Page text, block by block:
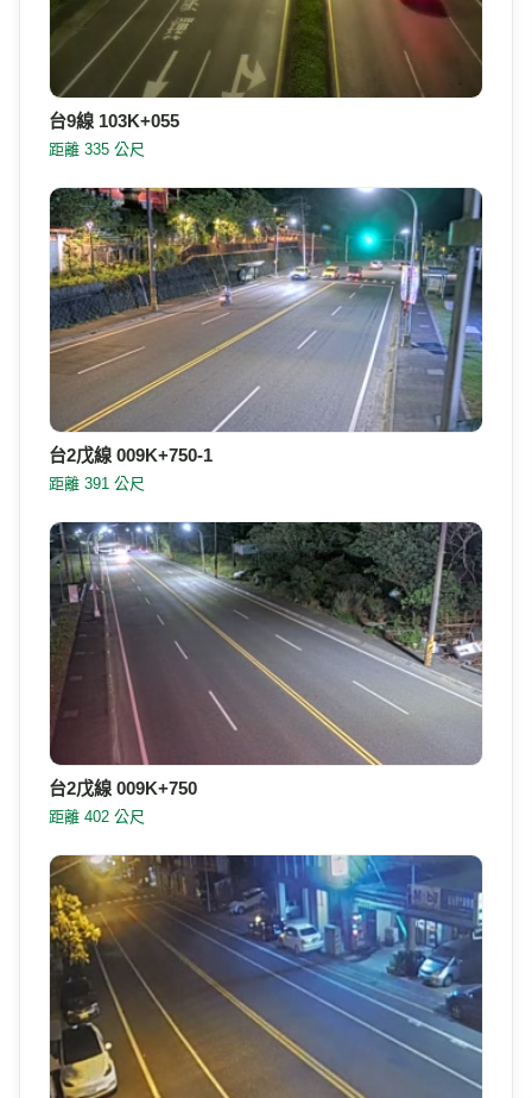
台9線 103K+055
距離 335 公尺
台2戊線 009K+750-1
距離 391 公尺
台2戊線 009K+750
距離 402 公尺